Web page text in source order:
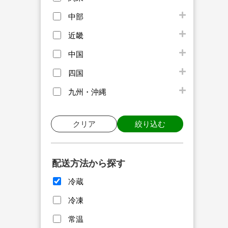
中部
近畿
中国
四国
九州・沖縄
クリア 絞り込む
配送方法から探す
冷蔵
冷凍
常温